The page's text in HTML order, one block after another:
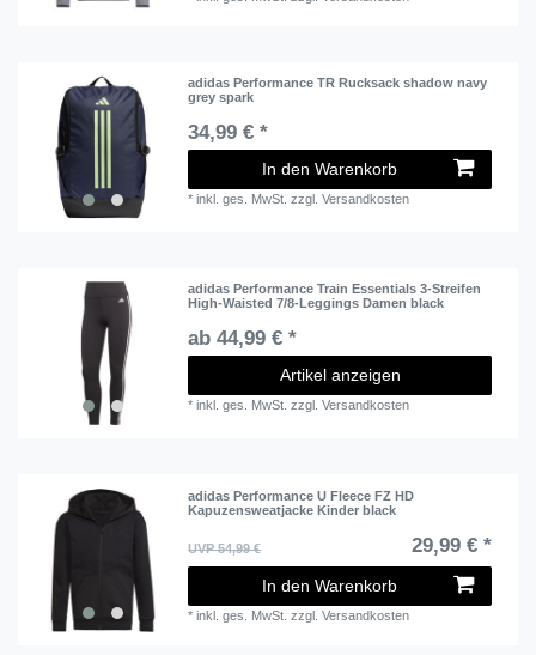
adidas Performance TR Rucksack shadow navy
grey spark
34,99 € *
In den Warenkorb
*inkl. ges. MwSt. zzgl.Versandkosten
adidas Performance Train Essentials 3-Streifen
High-Waisted 7/8-Leggings Damen black
ab 44,99 € *
Artikel anzeigen
*inkl. ges. MwSt. zzgl.Versandkosten
adidas Performance U Fleece FZ HD
Kapuzensweatjacke Kinder black
UVP 54,99 € 29,99 € *
In den Warenkorb
*inkl. ges. MwSt. zzgl.Versandkosten